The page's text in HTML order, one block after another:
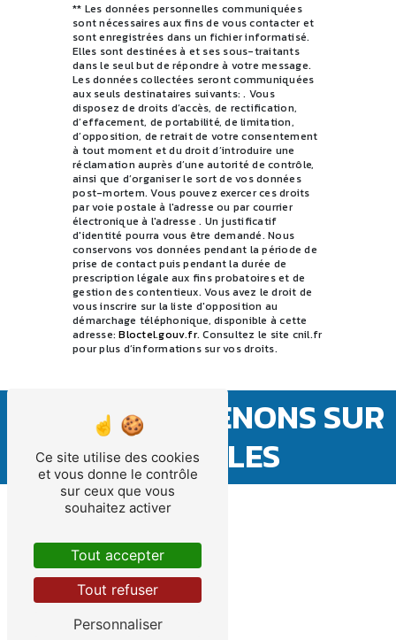
** Les données personnelles communiquées
sont nécessaires aux fins de vous contacter et
sont enregistrées dans un fichier informatisé.
Elles sont destinées à et ses sous-traitants
dans le seul but de répondre à votre message.
Les données collectées seront communiquées
aux seuls destinataires suivants: . Vous
disposez de droits d’accès, de rectification,
d’effacement, de portabilité, de limitation,
d’opposition, de retrait de votre consentement
à tout moment et du droit d’introduire une
réclamation auprès d’une autorité de contrôle,
ainsi que d’organiser le sort de vos données
post-mortem. Vous pouvez exercer ces droits
par voie postale à l'adresse ou par courrier
électronique à l'adresse . Un justificatif
d'identité pourra vous être demandé. Nous
conservons vos données pendant la période de
prise de contact puis pendant la durée de
prescription légale aux fins probatoires et de
gestion des contentieux. Vous avez le droit de
vous inscrire sur la liste d'opposition au
démarchage téléphonique, disponible à cette
adresse:Bloctel.gouv.fr. Consultez le site cnil.fr
pour plus d’informations sur vos droits.
NOUS INTERVENONS SUR
CES VILLES
Bordeaux
Ce site utilise des cookies
et vous donne le contrôle
sur ceux que vous
souhaitez activer
Tout accepter
Tout refuser
Personnaliser